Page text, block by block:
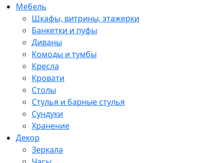
Мебель
Шкафы, витрины, этажерки
Банкетки и пуфы
Диваны
Комоды и тумбы
Кресла
Кровати
Столы
Стулья и барные стулья
Сундуки
Хранение
Декор
Зеркала